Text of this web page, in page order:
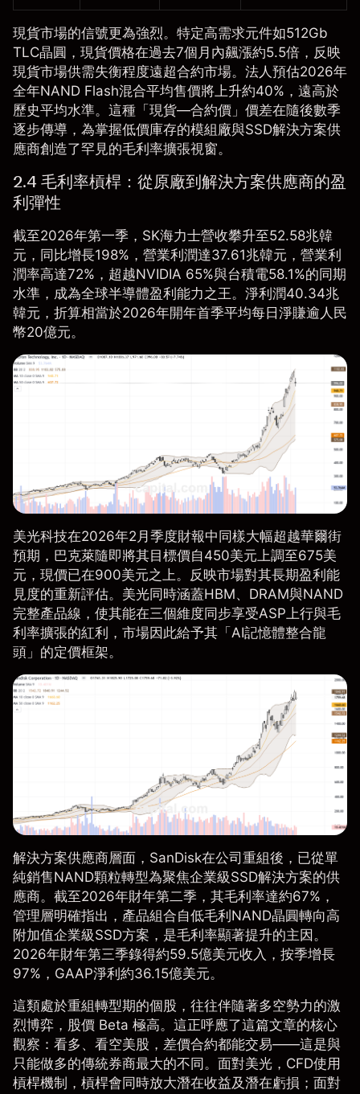
現貨市場的信號更為強烈。特定高需求元件如512Gb
TLC晶圓，現貨價格在過去7個月內飆漲約5.5倍，反映
現貨市場供需失衡程度遠超合約市場。法人預估2026年
全年NAND Flash混合平均售價將上升約40%，遠高於
歷史平均水準。這種「現貨—合約價」價差在隨後數季
逐步傳導，為掌握低價庫存的模組廠與SSD解決方案供
應商創造了罕見的毛利率擴張視窗。
2.4 毛利率槓桿：從原廠到解決方案供應商的盈
利彈性
截至2026年第一季，SK海力士營收攀升至52.58兆韓
元，同比增長198%，營業利潤達37.61兆韓元，營業利
潤率高達72%，超越NVIDIA 65%與台積電58.1%的同期
水準，成為全球半導體盈利能力之王。淨利潤40.34兆
韓元，折算相當於2026年開年首季平均每日淨賺逾人民
幣20億元。
美光科技在2026年2月季度財報中同樣大幅超越華爾街
預期，巴克萊隨即將其目標價自450美元上調至675美
元，現價已在900美元之上。反映市場對其長期盈利能
見度的重新評估。美光同時涵蓋HBM、DRAM與NAND
完整產品線，使其能在三個維度同步享受ASP上行與毛
利率擴張的紅利，市場因此給予其「AI記憶體整合龍
頭」的定價框架。
解決方案供應商層面，SanDisk在公司重組後，已從單
純銷售NAND顆粒轉型為聚焦企業級SSD解決方案的供
應商。截至2026年財年第二季，其毛利率達約67%，
管理層明確指出，產品組合自低毛利NAND晶圓轉向高
附加值企業級SSD方案，是毛利率顯著提升的主因。
2026年財年第三季錄得約59.5億美元收入，按季增長
97%，GAAP淨利約36.15億美元。
這類處於重組轉型期的個股，往往伴隨著多空勢力的激
烈博弈，股價 Beta 極高。這正呼應了這篇文章的核心
觀察：看多、看空美股，差價合約都能交易——這是與
只能做多的傳統券商最大的不同。面對美光，CFD使用
槓桿機制，槓桿會同時放大潛在收益及潛在虧損；面對